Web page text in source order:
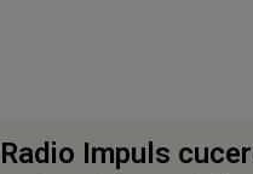
Radio Impuls